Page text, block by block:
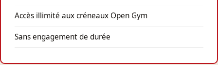
Accès illimité aux créneaux Open Gym
Sans engagement de durée